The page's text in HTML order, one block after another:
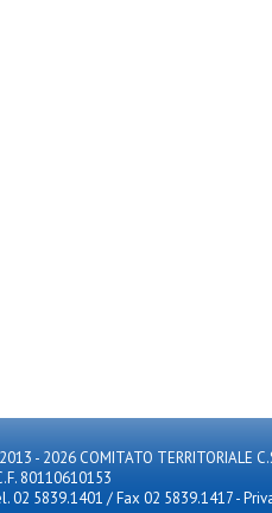
- 2026 COMITATO TERRITORIALE
80110610153
02 5839.1401 / Fax 02 5839.1417-